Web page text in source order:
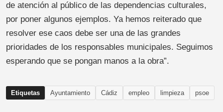
de atención al público de las dependencias culturales,
por poner algunos ejemplos. Ya hemos reiterado que
resolver ese caos debe ser una de las grandes
prioridades de los responsables municipales. Seguimos
esperando que se pongan manos a la obra”.
Etiquetas Ayuntamiento Cádiz empleo limpieza psoe